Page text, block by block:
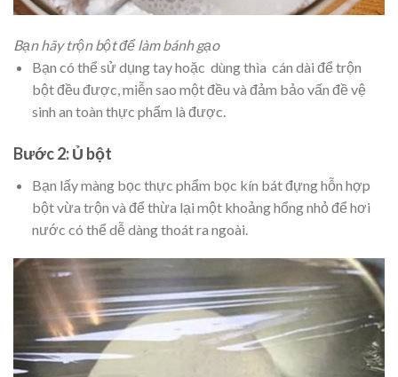
Bạn hãy trộn bột để làm bánh gạo
Bạn có thể sử dụng tay hoặc dùng thìa cán dài để trộn
bột đều được, miễn sao một đều và đảm bảo vấn đề vệ
sinh an toàn thực phẩm là được.
Bước 2: Ủ bột
Bạn lấy màng bọc thực phẩm bọc kín bát đựng hỗn hợp
bột vừa trộn và để thừa lại một khoảng hổng nhỏ để hơi
nước có thể dễ dàng thoát ra ngoài.